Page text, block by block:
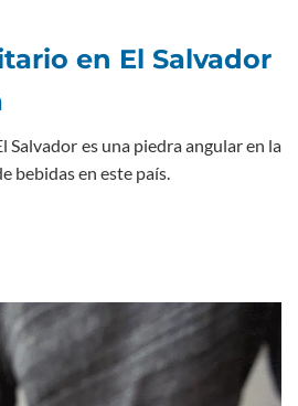
en El Salvador
Salvador es una piedra angular en la
bebidas en este país.